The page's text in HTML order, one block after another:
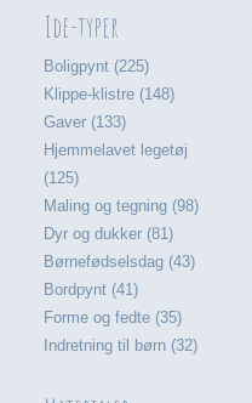
Ide-typer
Boligpynt (225)
Klippe-klistre (148)
Gaver (133)
Hjemmelavet legetøj
(125)
Maling og tegning (98)
Dyr og dukker (81)
Børnefødselsdag (43)
Bordpynt (41)
Forme og fedte (35)
Indretning til børn (32)